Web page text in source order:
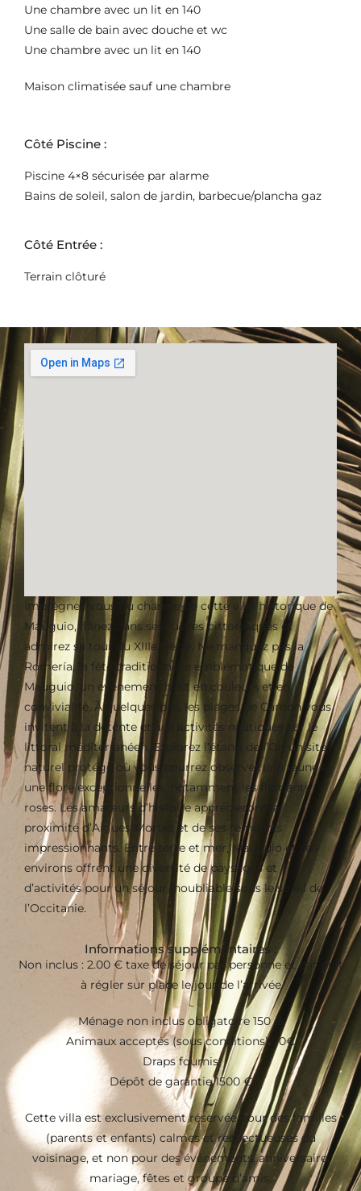
Une chambre avec un lit en 140
Une salle de bain avec douche et wc
Une chambre avec un lit en 140
Maison climatisée sauf une chambre
Côté Piscine :
Piscine 4×8 sécurisée par alarme
Bains de soleil, salon de jardin, barbecue/plancha gaz
Côté Entrée :
Terrain clôturé
Imprégnez-vous du charme de cette ville historique de
Mauguio, flânez dans ses ruelles pittoresques et
admirez sa tour du XIIIe siècle. Ne manquez pas la
Romería, la fête traditionnelle emblématique de
Mauguio, un événement haut en couleurs et en
convivialité. À quelques pas, les plages de Carnon vous
invitent à la détente et aux activités nautiques sur le
littoral méditerranéen. Explorez l’étang de l’Or, un site
naturel protégé où vous pourrez observer une faune et
une flore exceptionnelles, notamment les flamants
roses. Les amateurs d’histoire apprécieront la
proximité d’Aigues-Mortes et de ses remparts
impressionnants. Entre terre et mer, Mauguio et ses
environs offrent une diversité de paysages et
d’activités pour un séjour inoubliable sous le soleil de
l’Occitanie.
Informations supplémentaires :
Non inclus : 2.00 € taxe de séjour par personne et par nuit
à régler sur place le jour de l’arrivée
Ménage non inclus obligatoire 150 €
Animaux acceptés (sous conditions) 70€
Draps fournis
Dépôt de garantie 1500 €
Cette villa est exclusivement réservée pour des familles
(parents et enfants) calmes et respectueuses du
voisinage, et non pour des événements, anniversaire,
mariage, fêtes et groupe d’amis.